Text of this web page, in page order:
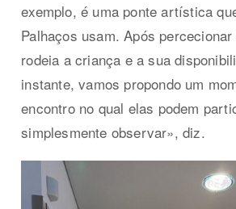
exemplo, é uma ponte artística
Palhaços usam. Após
rodeia a criança e a sua
instante, vamos propondo um
encontro no qual elas podem
simplesmente observar», diz.